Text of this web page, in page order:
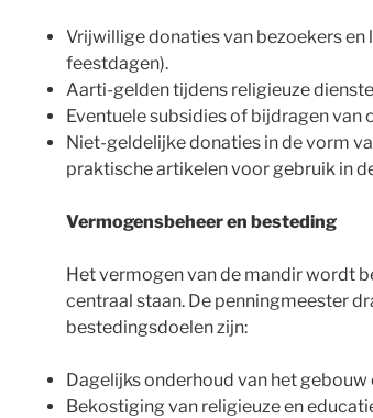
Vrijwillige donaties van bezoekers
feestdagen).
Aarti-gelden tijdens religieuze
Eventuele subsidies of bijdragen
Niet-geldelijke donaties in de vorm
praktische artikelen voor gebruik in
Vermogensbeheer en besteding
Het vermogen van de mandir wordt
centraal staan. De penningmeester
bestedingsdoelen zijn:
Dagelijks onderhoud van het
Bekostiging van religieuze en